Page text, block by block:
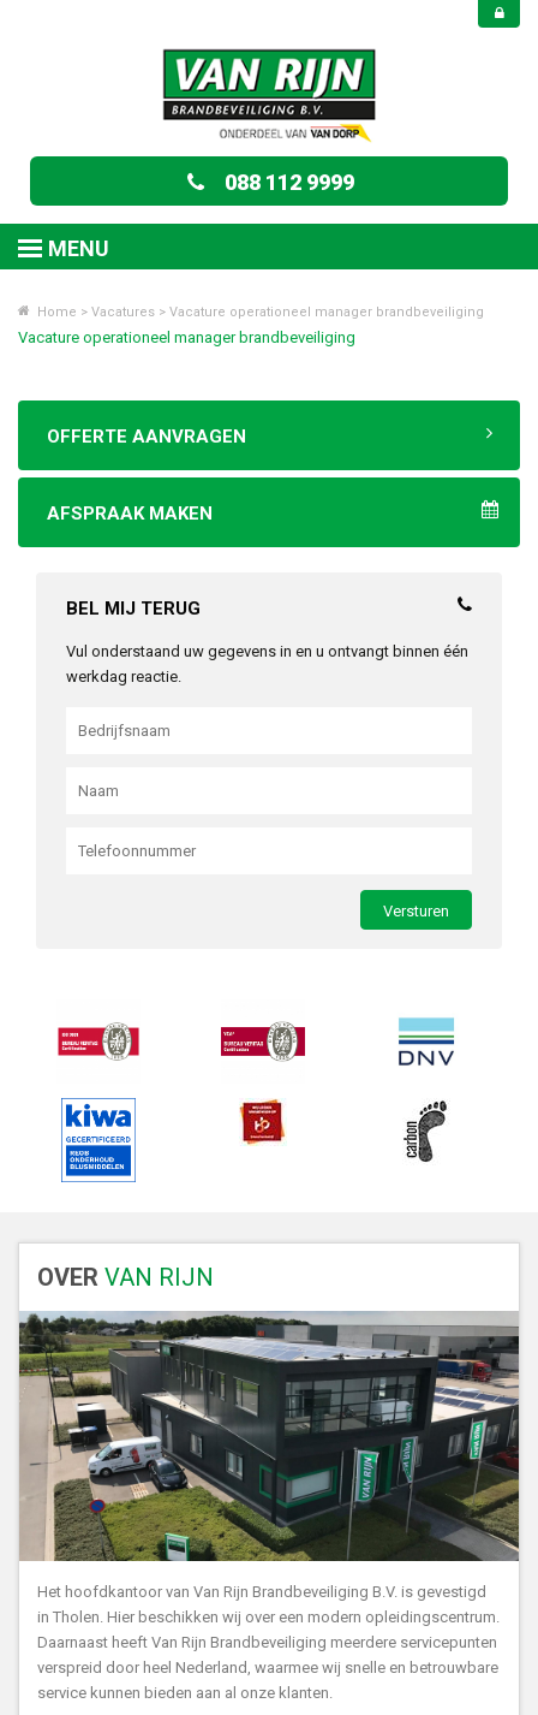
088 112 9999
MENU
Home > Vacatures > Vacature operationeel manager brandbeveiliging
Vacature operationeel manager brandbeveiliging
OFFERTE AANVRAGEN
AFSPRAAK MAKEN
BEL MIJ TERUG
Vul onderstaand uw gegevens in en u ontvangt binnen één
werkdag reactie.
OVER VAN RIJN
Het hoofdkantoor van Van Rijn Brandbeveiliging B.V. is gevestigd
in Tholen. Hier beschikken wij over een modern opleidingscentrum.
Daarnaast heeft Van Rijn Brandbeveiliging meerdere servicepunten
verspreid door heel Nederland, waarmee wij snelle en betrouwbare
service kunnen bieden aan al onze klanten.